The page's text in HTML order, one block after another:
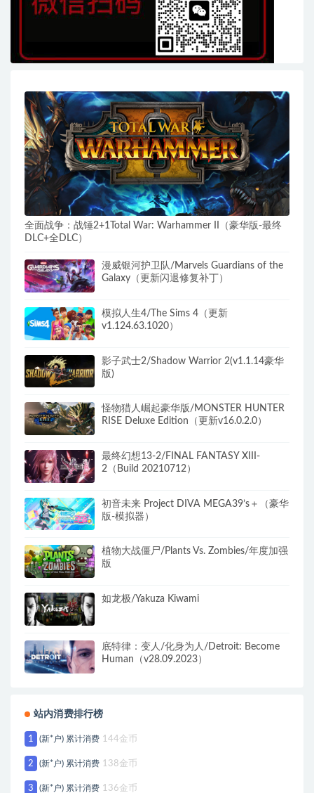
全面战争：战锤2+1Total War: Warhammer II（豪华版-最终
DLC+全DLC）
漫威银河护卫队/Marvels Guardians of the
Galaxy（更新闪退修复补丁）
模拟人生4/The Sims 4（更新
v1.124.63.1020）
影子武士2/Shadow Warrior 2(v1.1.14豪华
版)
怪物猎人崛起豪华版/MONSTER HUNTER
RISE Deluxe Edition（更新v16.0.2.0）
最终幻想13-2/FINAL FANTASY XIII-
2（Build 20210712）
初音未来 Project DIVA MEGA39’s＋（豪华
版-模拟器）
植物大战僵尸/Plants Vs. Zombies/年度加强
版
如龙极/Yakuza Kiwami
底特律：变人/化身为人/Detroit: Become
Human（v28.09.2023）
站内消费排行榜
1 (新*户) 累计消费 144金币
2 (新*户) 累计消费 138金币
3 (新*户) 累计消费 136金币